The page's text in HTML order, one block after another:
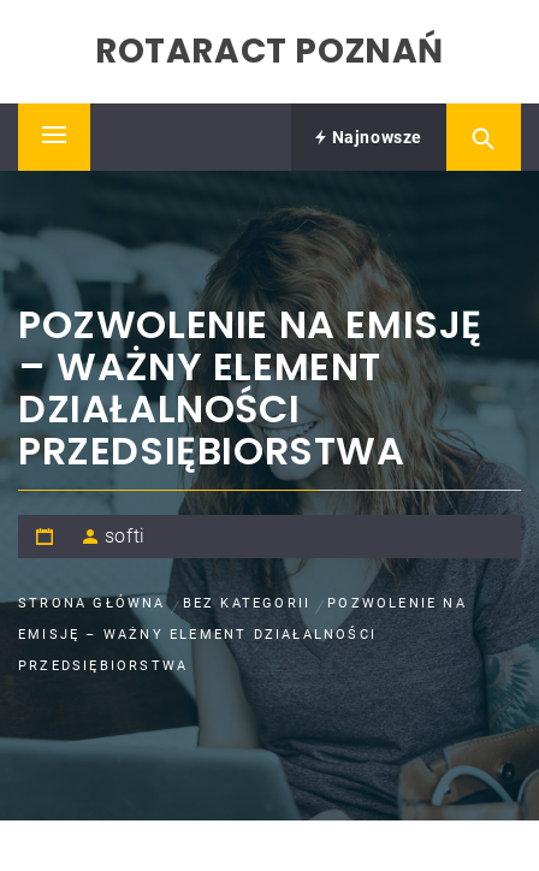
ROTARACT POZNAŃ
Primary
Najnowsze
POZWOLENIE NA EMISJĘ
– WAŻNY ELEMENT
DZIAŁALNOŚCI
PRZEDSIĘBIORSTWA
softi
STRONA GŁÓWNA BEZ KATEGORII
POZWOLENIE NA
EMISJĘ – WAŻNY ELEMENT DZIAŁALNOŚCI
PRZEDSIĘBIORSTWA